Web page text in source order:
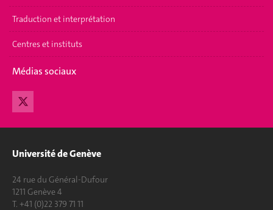
Traduction et interprétation
Centres et instituts
Médias sociaux
Université de Genève
24 rue du Général-Dufour
1211 Genève 4
T. +41 (0)22 379 71 11